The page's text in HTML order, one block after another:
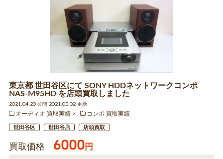
東京都 世田谷区にて SONY HDDネットワークコンポ
NAS-M95HD を店頭買取しました
2021.04.20 公開 2021.05.02 更新
オーディオ 買取実績
コンポ 買取実績
世田谷区 世田谷店 店頭買取
買取価格 6000円